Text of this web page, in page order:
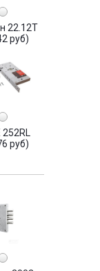
22.12Т
руб)
руб)